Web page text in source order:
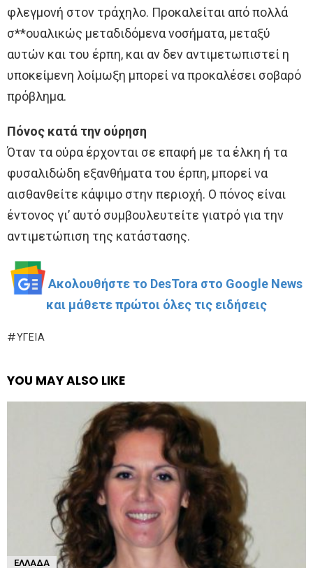
φλεγμονή στον τράχηλο. Προκαλείται από πολλά
σ**ουαλικώς μεταδιδόμενα νοσήματα, μεταξύ
αυτών και του έρπη, και αν δεν αντιμετωπιστεί η
υποκείμενη λοίμωξη μπορεί να προκαλέσει σοβαρό
πρόβλημα.
Πόνος κατά την ούρηση
Όταν τα ούρα έρχονται σε επαφή με τα έλκη ή τα
φυσαλιδώδη εξανθήματα του έρπη, μπορεί να
αισθανθείτε κάψιμο στην περιοχή. Ο πόνος είναι
έντονος γι’ αυτό συμβουλευτείτε γιατρό για την
αντιμετώπιση της κατάστασης.
Ακολουθήστε το DesTora στο Google News
και μάθετε πρώτοι όλες τις ειδήσεις
ΥΓΕΊΑ
YOU MAY ALSO LIKE
ΕΛΛΆΔΑ